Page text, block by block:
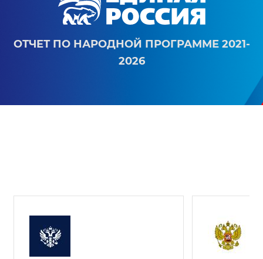
ОТЧЕТ ПО НАРОДНОЙ ПРОГРАММЕ 2021-
2026